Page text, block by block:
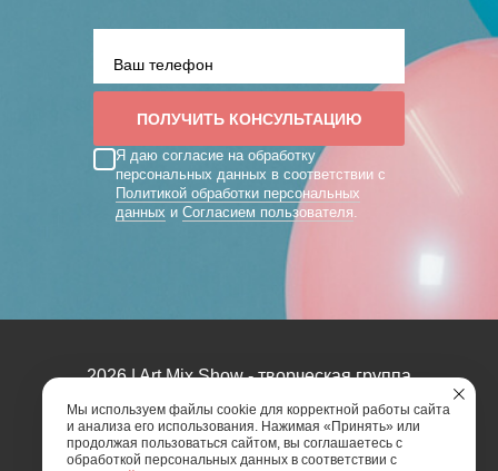
Я даю согласие на обработку
персональных данных в соответствии с
Политикой обработки персональных
данных и Согласием пользователя.
2026 | Art Mix Show - творческая группа
Карта сайта
Политика конфиденциальности
Согласие пользователя сайта на обработку
Мы используем файлы cookie для корректной работы сайта
и анализа его использования. Нажимая «Принять» или
продолжая пользоваться сайтом, вы соглашаетесь с
обработкой персональных данных в соответствии с